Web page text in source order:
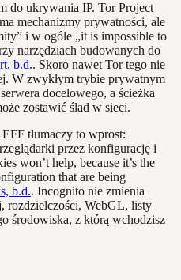
do ukrywania IP. Tor Project
mechanizmy prywatności, ale
i w ogóle „it is impossible to
narzędziach budowanych do
b.d.. Skoro nawet Tor tego nie
W zwykłym trybie prywatnym
docelowego, a ścieżka
zostawić ślad w sieci.
tłumaczy to wprost:
przez konfigurację i
won’t help, because it’s the
that are being
b.d.. Incognito nie zmienia
rozdzielczości, WebGL, listy
środowiska, z którą wchodzisz